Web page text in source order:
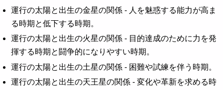
運行の太陽と出生の金星の関係 - 人を魅惑する能力が高ま
る時期と低下する時期。
運行の太陽と出生の火星の関係 - 目的達成のために力を発
揮する時期と闘争的になりやすい時期。
運行の太陽と出生の土星の関係 - 困難や試練を伴う時期。
運行の太陽と出生の天王星の関係 - 変化や革新を求める時